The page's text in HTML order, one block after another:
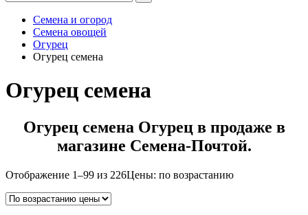
Семена и огород
Семена овощей
Огурец
Огурец семена
Огурец семена
Огурец семена Огурец в продаже в
магазине Семена-Почтой.
Отображение 1–99 из 226Цены: по возрастанию